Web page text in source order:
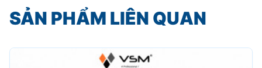
SẢN PHẨM LIÊN QUAN